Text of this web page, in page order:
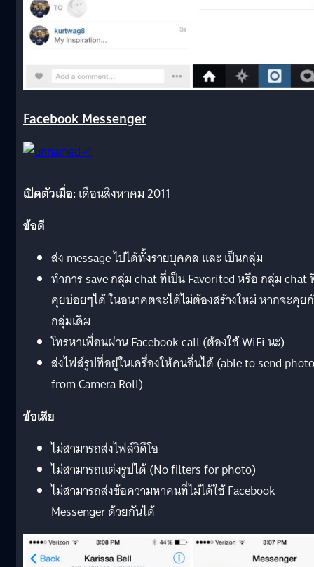
Facebook Messenger
เปิดตัวเมื่อ:เดือนสิงหาคม 2011
ข้อดี
ส่ง message ไปได้ทั้งรายบุคคล และ เป็นกลุ่ม
ทำการ save กลุ่ม chat ที่เป็น Favorited หรือ กลุ่ม chat
คุยบ่อยๆได้ ในอนาคตจะได้ไม่ต้องสร้างใหม่ หากจะคุย
กลุ่มเดิม
โทรหาเพื่อนผ่าน Facebook call (ต้องใช้ WiFi นะ)
ส่งไฟล์รูปที่อยู่ในเครื่องให้คนอื่นได้ (able to send photo
from Camera Roll)
ข้อเสีย
ไม่สามารถส่งไฟล์วิดีโอ
ไม่สามารถแต่งรูปได้ (No filters for photo)
ไม่สามารถส่งข้อความหาคนที่ไม่ได้ใช้ Facebook
Messenger ด้วยกันได้